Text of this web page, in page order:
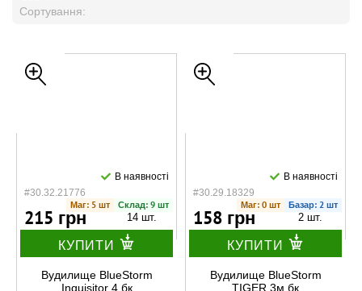
Сортування:
#30.32.21776
В наявності
Маг: 5 шт Склад: 9 шт
215 грн 14 шт.
КУПИТИ
Вудилище BlueStorm
Inquisitor 4 бк
#30.29.18329
В наявності
Маг: 0 шт Базар: 2 шт
158 грн 2 шт.
КУПИТИ
Вудилище BlueStorm
TIGER 3м бк